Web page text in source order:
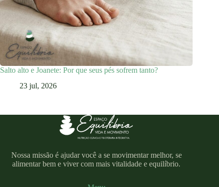
Salto alto e Joanete: Por que seus pés sofrem tanto?
23 jul, 2026
Nossa missão é ajudar você a se movimentar melhor, se
alimentar bem e viver com mais vitalidade e equilíbrio.